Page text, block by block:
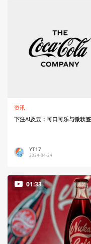
资讯
下注AI及云：可口可乐与微软
YT17
2024-04-24
01:33